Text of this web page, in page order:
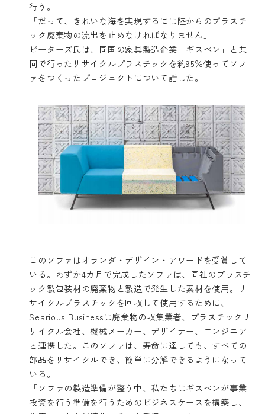
行う。
「だって、きれいな海を実現するには陸からのプラスチ
ック廃棄物の流出を止めなければなりません」
ピーターズ氏は、同国の家具製造企業「ギスペン 」と共
同で行ったリサイクルプラスチックを約95％使ってソフ
ァをつくったプロジェクトについて話した。
このソファはオランダ・デザイン・アワードを受賞して
いる。わずか4カ月で完成したソファは、同社のプラスチ
ック製包装材の廃棄物と製造で発生した素材を使用。リ
サイクルプラスチックを回収して使用するために、
Searious Businessは廃棄物の収集業者、プラスチックリ
サイクル会社、機械メーカー、デザイナー、エンジニア
と連携した。このソファは、寿命に達しても、すべての
部品をリサイクルでき、簡単に分解できるようになって
いる。
「ソファの製造準備が整う中、私たちはギスペンが事業
投資を行う準備を行うためのビジネスケースを構築し、